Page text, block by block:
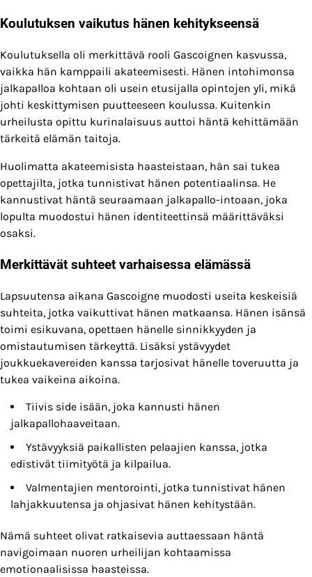
Koulutuksen vaikutus hänen kehitykseensä
Koulutuksella oli merkittävä rooli Gascoignen kasvussa,
vaikka hän kamppaili akateemisesti. Hänen intohimonsa
jalkapalloa kohtaan oli usein etusijalla opintojen yli, mikä
johti keskittymisen puutteeseen koulussa. Kuitenkin
urheilusta opittu kurinalaisuus auttoi häntä kehittämään
tärkeitä elämän taitoja.
Huolimatta akateemisista haasteistaan, hän sai tukea
opettajilta, jotka tunnistivat hänen potentiaalinsa. He
kannustivat häntä seuraamaan jalkapallo-intoaan, joka
lopulta muodostui hänen identiteettinsä määrittäväksi
osaksi.
Merkittävät suhteet varhaisessa elämässä
Lapsuutensa aikana Gascoigne muodosti useita keskeisiä
suhteita, jotka vaikuttivat hänen matkaansa. Hänen isänsä
toimi esikuvana, opettaen hänelle sinnikkyyden ja
omistautumisen tärkeyttä. Lisäksi ystävyydet
joukkuekavereiden kanssa tarjosivat hänelle toveruutta ja
tukea vaikeina aikoina.
Tiivis side isään, joka kannusti hänen
jalkapallohaaveitaan.
Ystävyyksiä paikallisten pelaajien kanssa, jotka
edistivät tiimityötä ja kilpailua.
Valmentajien mentorointi, jotka tunnistivat hänen
lahjakkuutensa ja ohjasivat hänen kehitystään.
Nämä suhteet olivat ratkaisevia auttaessaan häntä
navigoimaan nuoren urheilijan kohtaamissa
emotionaalisissa haasteissa.